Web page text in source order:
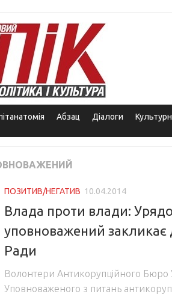
Абзац Діалоги
ПОЗИТИВ/НЕГАТИВ 10.04.2014
Влада проти влади:
уповноважений закликає
Ради
Волонтери Антикорупційного Бюро
Уповноваженого з питань